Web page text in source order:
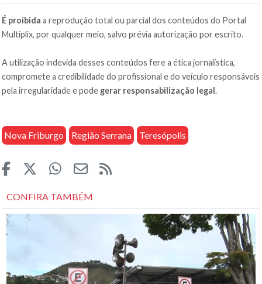
É proibida a reprodução total ou parcial dos conteúdos do Portal
Multiplix, por qualquer meio, salvo prévia autorização por escrito.
A utilização indevida desses conteúdos fere a ética jornalística,
compromete a credibilidade do profissional e do veículo responsáveis
pela irregularidade e pode gerar responsabilização legal.
Nova Friburgo Região Serrana Teresópolis
CONFIRA TAMBÉM